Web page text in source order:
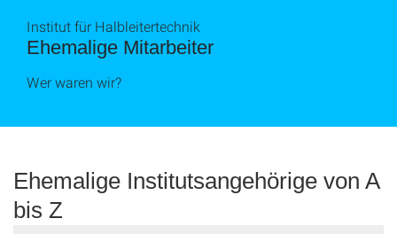
Ehemalige Mitarbeiter
Institut für Halbleitertechnik
Wer waren wir?
Ehemalige Institutsangehörige von A
bis Z